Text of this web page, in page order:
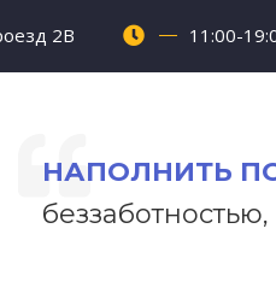
2В 11:00-
НАПОЛНИТЬ